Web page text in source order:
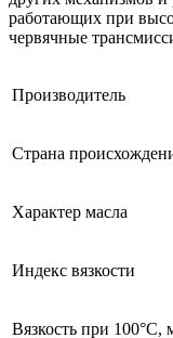
работающих при
червячные
Производитель
Страна
Характер масла
Индекс вязкости
Вязкость при 100°С,